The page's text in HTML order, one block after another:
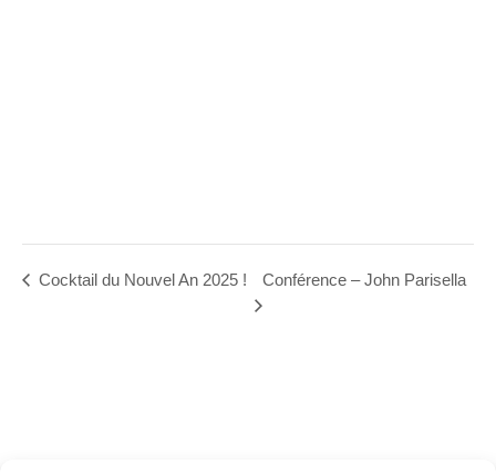
Cocktail du Nouvel An 2025 ! Conférence – John Parisella